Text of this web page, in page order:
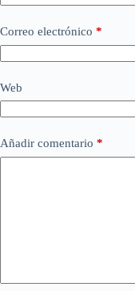
Correo electrónico *
Web
Añadir comentario *